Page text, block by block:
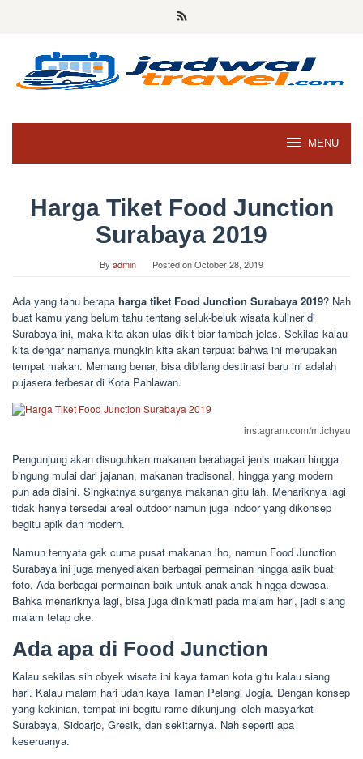
MENU
Harga Tiket Food Junction
Surabaya 2019
By admin Posted onOctober 28, 2019
Ada yang tahu berapa harga tiket Food Junction Surabaya 2019? Nah
buat kamu yang belum tahu tentang seluk-beluk wisata kuliner di
Surabaya ini, maka kita akan ulas dikit biar tambah jelas. Sekilas kalau
kita dengar namanya mungkin kita akan terpuat bahwa ini merupakan
tempat makan. Memang benar, bisa dibilang destinasi baru ini adalah
pujasera terbesar di Kota Pahlawan.
instagram.com/m.ichyau
Pengunjung akan disuguhkan makanan berabagai jenis makan hingga
bingung mulai dari jajanan, makanan tradisonal, hingga yang modern
pun ada disini. Singkatnya surganya makanan gitu lah. Menariknya lagi
tidak hanya tersedai areal outdoor namun juga indoor yang dikonsep
begitu apik dan modern.
Namun ternyata gak cuma pusat makanan lho, namun Food Junction
Surabaya ini juga menyediakan berbagai permainan hingga asik buat
foto. Ada berbagai permainan baik untuk anak-anak hingga dewasa.
Bahka menariknya lagi, bisa juga dinikmati pada malam hari, jadi siang
malam tetap oke.
Ada apa di Food Junction
Kalau sekilas sih obyek wisata ini kaya taman kota gitu kalau siang
hari. Kalau malam hari udah kaya Taman Pelangi Jogja. Dengan konsep
yang kekinian, tempat ini begitu rame dikunjungi oleh masyarkat
Surabaya, Sidoarjo, Gresik, dan sekitarnya. Nah seperti apa
keseruanya.